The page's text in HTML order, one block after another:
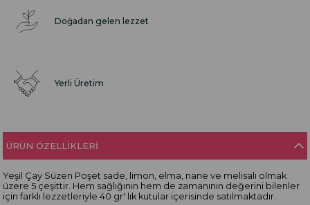
Doğadan gelen lezzet
Yerli Üretim
ÜRÜN ÖZELLIKLERI
Yeşil Çay Süzen Poşet sade, limon, elma, nane ve melisalı olmak
üzere 5 çeşittir. Hem sağlığının hem de zamanının değerini bilenler
için farklı lezzetleriyle 40 gr' lık kutular içerisinde satılmaktadır.